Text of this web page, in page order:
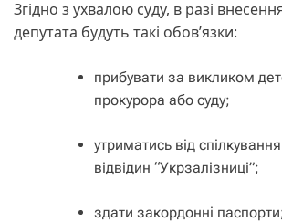
Згідно з ухвалою суду, в разі
депутата будуть такі обов’язки:
прибувати за викликом
прокурора або суду;
утриматись від
відвідин “Укрзалізниці”;
здати закордонні